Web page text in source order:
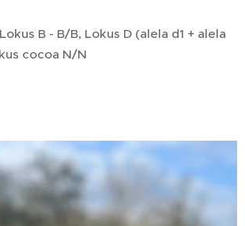
B - B/B, Lokus D (alela d1 + alela
cocoa N/N